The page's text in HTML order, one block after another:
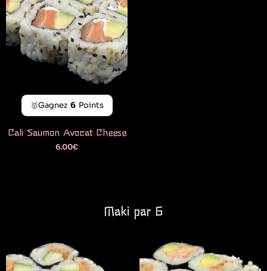
🥇Gagnez 6 Points
Cali Saumon Avocat Cheese
6.00€
Maki par 6